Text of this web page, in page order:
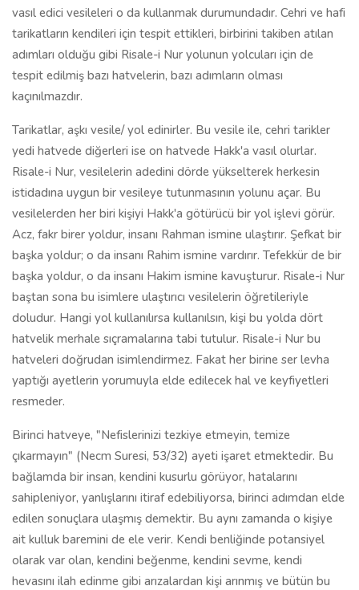
vasıl edici vesileleri o da kullanmak durumundadır. Cehri ve hafi
tarikatların kendileri için tespit ettikleri, birbirini takiben atılan
adımları olduğu gibi Risale-i Nur yolunun yolcuları için de
tespit edilmiş bazı hatvelerin, bazı adımların olması
kaçınılmazdır.
Tarikatlar, aşkı vesile/ yol edinirler. Bu vesile ile, cehri tarikler
yedi hatvede diğerleri ise on hatvede Hakk'a vasıl olurlar.
Risale-i Nur, vesilelerin adedini dörde yükselterek herkesin
istidadına uygun bir vesileye tutunmasının yolunu açar. Bu
vesilelerden her biri kişiyi Hakk'a götürücü bir yol işlevi görür.
Acz, fakr birer yoldur, insanı Rahman ismine ulaştırır. Şefkat bir
başka yoldur; o da insanı Rahim ismine vardırır. Tefekkür de bir
başka yoldur, o da insanı Hakim ismine kavuşturur. Risale-i Nur
baştan sona bu isimlere ulaştırıcı vesilelerin öğretileriyle
doludur. Hangi yol kullanılırsa kullanılsın, kişi bu yolda dört
hatvelik merhale sıçramalarına tabi tutulur. Risale-i Nur bu
hatveleri doğrudan isimlendirmez. Fakat her birine ser levha
yaptığı ayetlerin yorumuyla elde edilecek hal ve keyfiyetleri
resmeder.
Birinci hatveye, "Nefislerinizi tezkiye etmeyin, temize
çıkarmayın" (Necm Suresi, 53/32) ayeti işaret etmektedir. Bu
bağlamda bir insan, kendini kusurlu görüyor, hatalarını
sahipleniyor, yanlışlarını itiraf edebiliyorsa, birinci adımdan elde
edilen sonuçlara ulaşmış demektir. Bu aynı zamanda o kişiye
ait kulluk baremini de ele verir. Kendi benliğinde potansiyel
olarak var olan, kendini beğenme, kendini sevme, kendi
hevasını ilah edinme gibi arızalardan kişi arınmış ve bütün bu